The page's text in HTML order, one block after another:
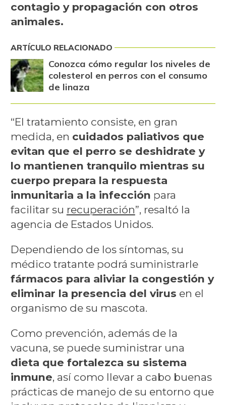
contagio y propagación con otros
animales.
ARTÍCULO RELACIONADO
Conozca cómo regular los niveles de
colesterol en perros con el consumo
de linaza
“El tratamiento consiste, en gran
medida, en cuidados paliativos que
evitan que el perro se deshidrate y
lo mantienen tranquilo mientras su
cuerpo prepara la respuesta
inmunitaria a la infección para
facilitar su recuperación”, resaltó la
agencia de Estados Unidos.
Dependiendo de los síntomas, su
médico tratante podrá suministrarle
fármacos para aliviar la congestión y
eliminar la presencia del virus en el
organismo de su mascota.
Como prevención, además de la
vacuna, se puede suministrar una
dieta que fortalezca su sistema
inmune, así como llevar a cabo buenas
prácticas de manejo de su entorno que